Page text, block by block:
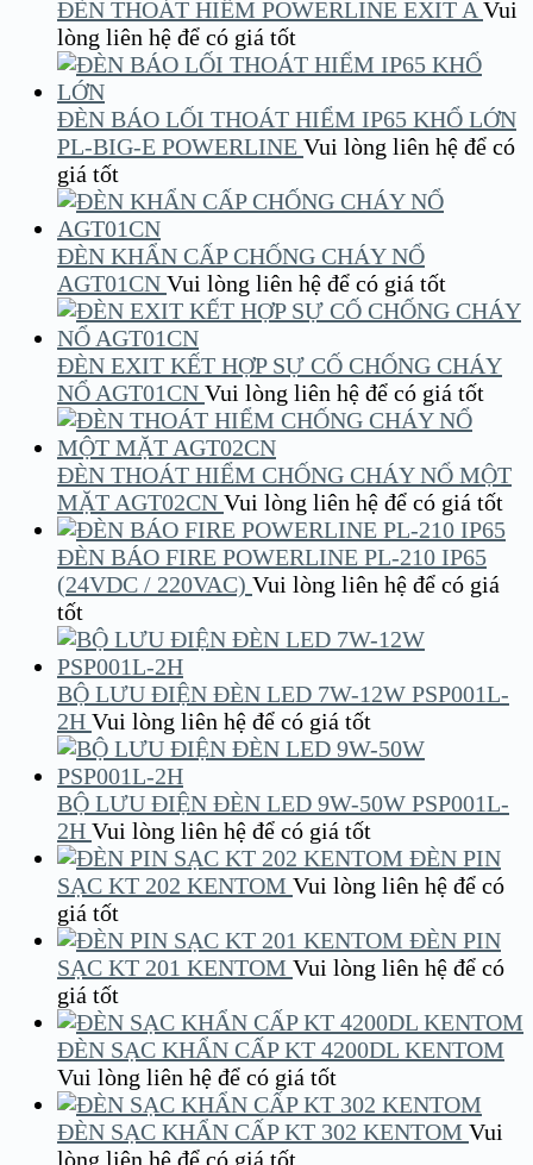
ĐÈN THOÁT HIỂM POWERLINE EXIT A Vui
lòng liên hệ để có giá tốt
ĐÈN BÁO LỐI THOÁT HIỂM IP65 KHỔ LỚN
PL-BIG-E POWERLINE Vui lòng liên hệ để có
giá tốt
ĐÈN KHẨN CẤP CHỐNG CHÁY NỔ
AGT01CN Vui lòng liên hệ để có giá tốt
ĐÈN EXIT KẾT HỢP SỰ CỐ CHỐNG CHÁY
NỔ AGT01CN Vui lòng liên hệ để có giá tốt
ĐÈN THOÁT HIỂM CHỐNG CHÁY NỔ MỘT
MẶT AGT02CN Vui lòng liên hệ để có giá tốt
ĐÈN BÁO FIRE POWERLINE PL-210 IP65
(24VDC / 220VAC) Vui lòng liên hệ để có giá
tốt
BỘ LƯU ĐIỆN ĐÈN LED 7W-12W PSP001L-
2H Vui lòng liên hệ để có giá tốt
BỘ LƯU ĐIỆN ĐÈN LED 9W-50W PSP001L-
2H Vui lòng liên hệ để có giá tốt
ĐÈN PIN
SẠC KT 202 KENTOM Vui lòng liên hệ để có
giá tốt
ĐÈN PIN
SẠC KT 201 KENTOM Vui lòng liên hệ để có
giá tốt
ĐÈN SẠC KHẨN CẤP KT 4200DL KENTOM
Vui lòng liên hệ để có giá tốt
ĐÈN SẠC KHẨN CẤP KT 302 KENTOM Vui
lòng liên hệ để có giá tốt